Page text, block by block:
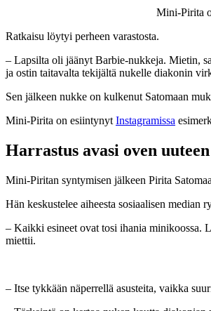
Mini-Pirita
Ratkaisu löytyi perheen varastosta.
– Lapsilta oli jäänyt Barbie-nukkeja. Mietin,
ja ostin taitavalta tekijältä nukelle diakonin
Sen jälkeen nukke on kulkenut Satomaan
Mini-Pirita on esiintynytInstagramissa
Harrastus avasi oven
Mini-Piritan syntymisen jälkeen Pirita
Hän keskustelee aiheesta sosiaalisen median
– Kaikki esineet ovat tosi ihania minikoossa.
miettii.
– Itse tykkään näperrellä asusteita, vaikka